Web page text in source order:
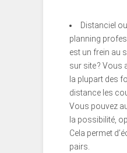
Distanciel
planning
est un frein au
sur site ? Vous
la plupart des
distance les
Vous pouvez
la possibilité,
Cela permet
pairs.